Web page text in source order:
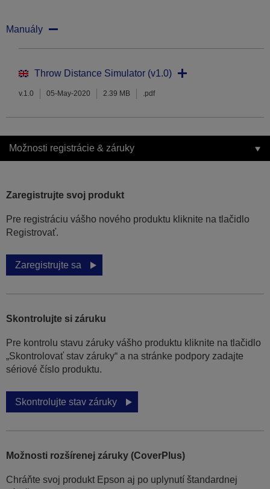
Manuály
Throw Distance Simulator (v1.0)
v.1.0 05-May-2020 2.39 MB .pdf
Možnosti registrácie & záruky
Zaregistrujte svoj produkt
Pre registráciu vášho nového produktu kliknite na tlačidlo
Registrovať.
Zaregistrujte sa
Skontrolujte si záruku
Pre kontrolu stavu záruky vášho produktu kliknite na tlačidlo
„Skontrolovať stav záruky“ a na stránke podpory zadajte
sériové číslo produktu.
Skontrolujte stav záruky
Možnosti rozšírenej záruky (CoverPlus)
Chráňte svoj produkt Epson aj po uplynutí štandardnej